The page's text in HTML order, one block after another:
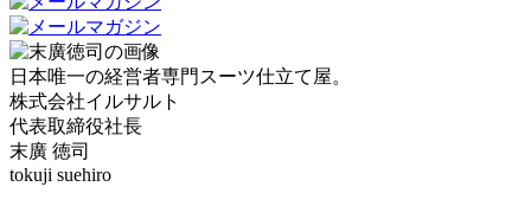
日本唯一の経営者専門スーツ仕立て屋。
株式会社イルサルト
代表取締役社長
末廣 徳司
tokuji suehiro